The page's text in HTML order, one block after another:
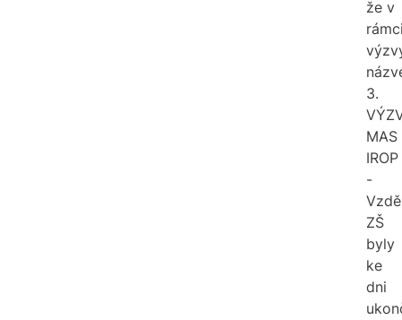
že v
3.
MAS
IROP
-
ZŠ
byly
ke
dni